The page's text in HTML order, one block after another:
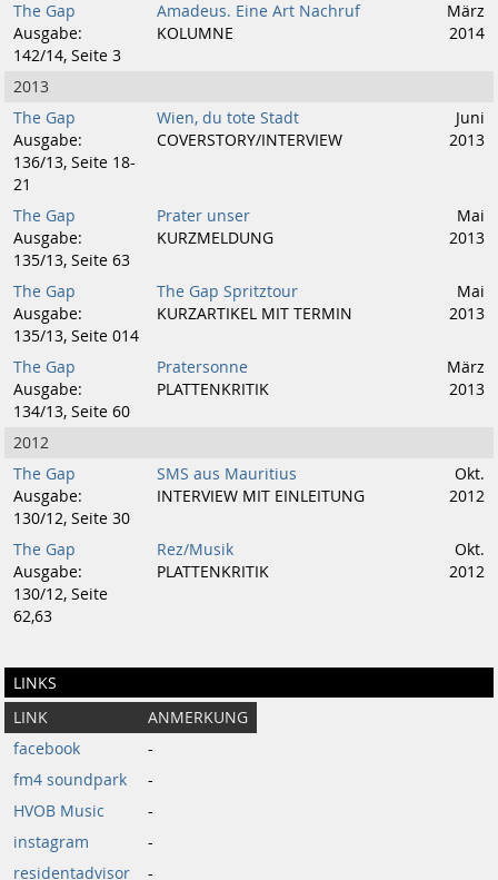
The Gap
Ausgabe:
142/14, Seite 3
Amadeus. Eine Art Nachruf
KOLUMNE
März
2014
2013
The Gap
Ausgabe:
136/13, Seite 18-
21
Wien, du tote Stadt
COVERSTORY/INTERVIEW
Juni
2013
The Gap
Ausgabe:
135/13, Seite 63
Prater unser
KURZMELDUNG
Mai
2013
The Gap
Ausgabe:
135/13, Seite 014
The Gap Spritztour
KURZARTIKEL MIT TERMIN
Mai
2013
The Gap
Ausgabe:
134/13, Seite 60
Pratersonne
PLATTENKRITIK
März
2013
2012
The Gap
Ausgabe:
130/12, Seite 30
SMS aus Mauritius
INTERVIEW MIT EINLEITUNG
Okt.
2012
The Gap
Ausgabe:
130/12, Seite
62,63
Rez/Musik
PLATTENKRITIK
Okt.
2012
LINKS
LINK
ANMERKUNG
facebook
-
fm4 soundpark
-
HVOB Music
-
instagram
-
residentadvisor
-